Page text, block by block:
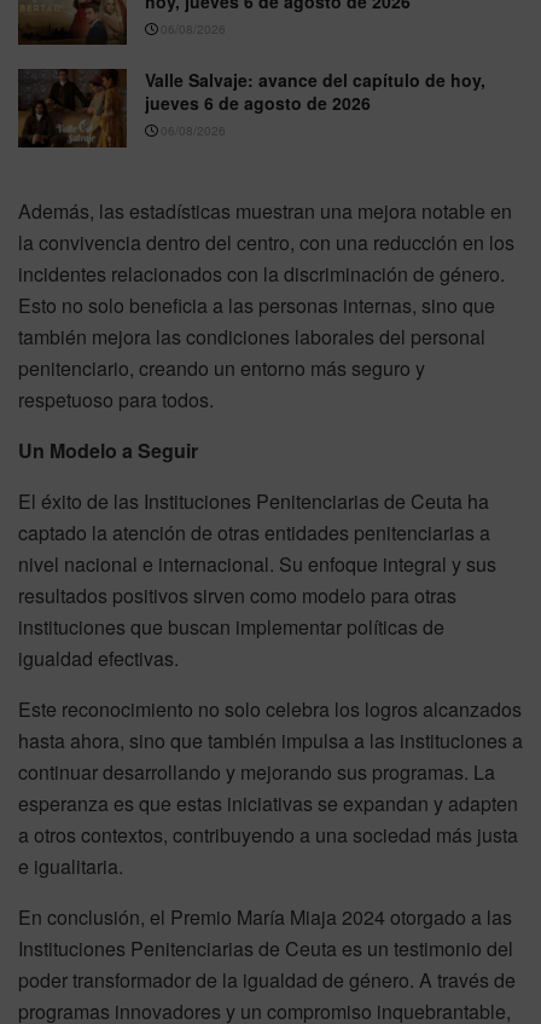
06/08/2026
Valle Salvaje: avance del capítulo de hoy,
jueves 6 de agosto de 2026
06/08/2026
Además, las estadísticas muestran una mejora notable en
la convivencia dentro del centro, con una reducción en los
incidentes relacionados con la discriminación de género.
Esto no solo beneficia a las personas internas, sino que
también mejora las condiciones laborales del personal
penitenciario, creando un entorno más seguro y
respetuoso para todos.
Un Modelo a Seguir
El éxito de las Instituciones Penitenciarias de Ceuta ha
captado la atención de otras entidades penitenciarias a
nivel nacional e internacional. Su enfoque integral y sus
resultados positivos sirven como modelo para otras
instituciones que buscan implementar políticas de
igualdad efectivas.
Este reconocimiento no solo celebra los logros alcanzados
hasta ahora, sino que también impulsa a las instituciones a
continuar desarrollando y mejorando sus programas. La
esperanza es que estas iniciativas se expandan y adapten
a otros contextos, contribuyendo a una sociedad más justa
e igualitaria.
En conclusión, el Premio María Miaja 2024 otorgado a las
Instituciones Penitenciarias de Ceuta es un testimonio del
poder transformador de la igualdad de género. A través de
programas innovadores y un compromiso inquebrantable,